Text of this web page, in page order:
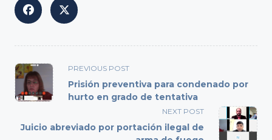
<span
class="nav-
subtitle
reader-
PREVIOUS POST
Prisión preventiva para condenado por
hurto en grado de tentativa
NEXT POST
Juicio abreviado por portación ilegal de